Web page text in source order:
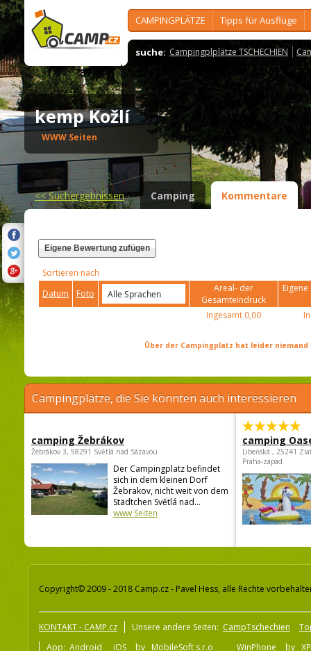
CAMPINGPLÄTZE Tipps für Ausflüge
suche: Campingplplätze TSCHECHIEN
kemp Kožlí
WWW Seiten
<<Suchergebnissen Camping Kommentare
Eigene Bewertung zufügen
Sortieren nach
Datum
Foto
Areal- der
Gesamteindruck
Ingesamt 0,00
Über der Campingplatz hat leider
Campingplätze, die Sie könnten auch interessieren
camping Žebrákov
Žebrákov 3, 58291 Světlá nad Sázavou
Der Campingplatz befindet
sich in dem kleinen Dorf
Žebrakov, nicht weit von dem
Städtchen Světlá nad...
www Seiten
camping
Libeňská , 25241
Praha-západ
Copyright© 2009 - 2018 Camp.cz - Pavel Hess, alle Rechte
KONTAKT - CAMP.cz Unsere andere Seiten: CampTschechien
App: Android iOS by MobileSoft s.r.o WinPhone by